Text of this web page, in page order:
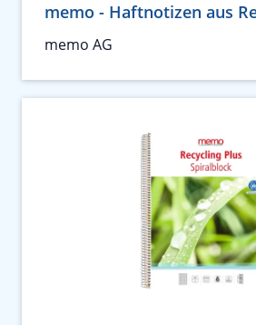
memo - Haftnotizen aus
memo AG